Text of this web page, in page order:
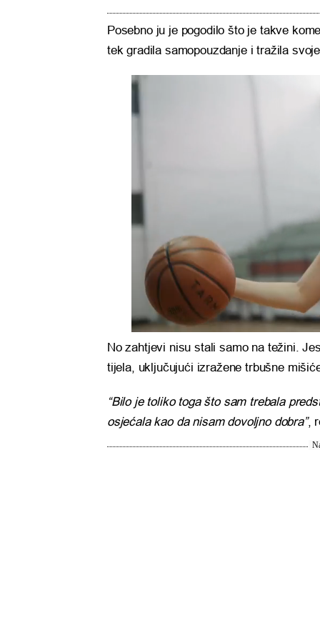
Posebno ju je pogodilo što je takve
tek gradila samopouzdanje i tražila
No zahtjevi nisu stali samo na težini.
tijela, uključujući izražene trbušne
“Bilo je toliko toga što sam trebala
osjećala kao da nisam dovoljno dobra”,